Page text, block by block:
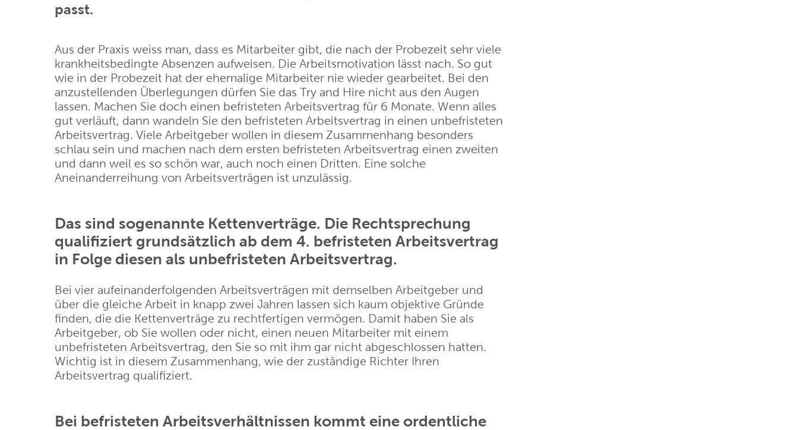
passt.
Aus der Praxis weiss man, dass es Mitarbeiter gibt, die nach der Probezeit sehr viele
krankheitsbedingte Absenzen aufweisen. Die Arbeitsmotivation lässt nach. So gut
wie in der Probezeit hat der ehemalige Mitarbeiter nie wieder gearbeitet. Bei den
anzustellenden Überlegungen dürfen Sie das Try and Hire nicht aus den Augen
lassen. Machen Sie doch einen befristeten Arbeitsvertrag für 6 Monate. Wenn alles
gut verläuft, dann wandeln Sie den befristeten Arbeitsvertrag in einen unbefristeten
Arbeitsvertrag. Viele Arbeitgeber wollen in diesem Zusammenhang besonders
schlau sein und machen nach dem ersten befristeten Arbeitsvertrag einen zweiten
und dann weil es so schön war, auch noch einen Dritten. Eine solche
Aneinanderreihung von Arbeitsverträgen ist unzulässig.
Das sind sogenannte Kettenverträge. Die Rechtsprechung
qualifiziert grundsätzlich ab dem 4. befristeten Arbeitsvertrag
in Folge diesen als unbefristeten Arbeitsvertrag.
Bei vier aufeinanderfolgenden Arbeitsverträgen mit demselben Arbeitgeber und
über die gleiche Arbeit in knapp zwei Jahren lassen sich kaum objektive Gründe
finden, die die Kettenverträge zu rechtfertigen vermögen. Damit haben Sie als
Arbeitgeber, ob Sie wollen oder nicht, einen neuen Mitarbeiter mit einem
unbefristeten Arbeitsvertrag, den Sie so mit ihm gar nicht abgeschlossen hatten.
Wichtig ist in diesem Zusammenhang, wie der zuständige Richter Ihren
Arbeitsvertrag qualifiziert.
Bei befristeten Arbeitsverhältnissen kommt eine ordentliche